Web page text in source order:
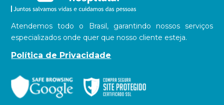
Atendemos todo o Brasil, garantindo nossos serviços
especializados onde quer que nosso cliente esteja.
Política de Privacidade